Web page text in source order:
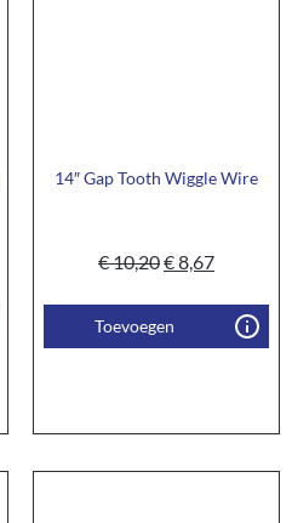
14″ Gap Tooth Wiggle Wire
€10,20€8,67
Toevoegen